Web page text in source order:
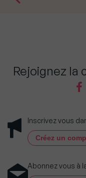
Rejoignez la
Inscrivez vous
Créez un
Abonnez vous à